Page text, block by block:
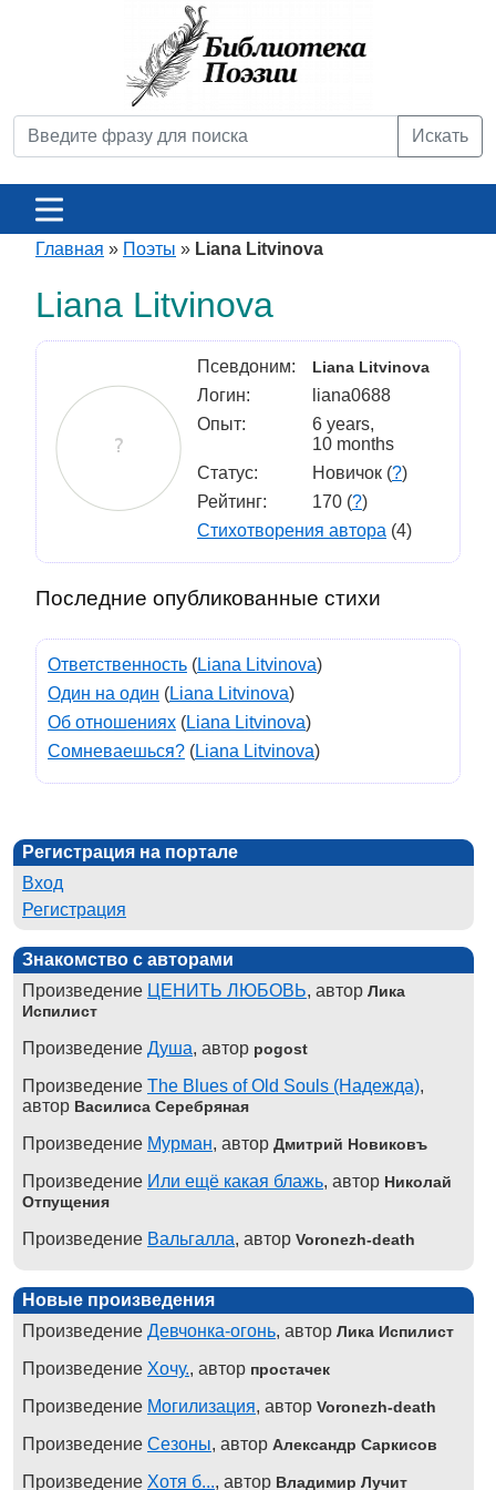
Искать
Главная » Поэты » Liana Litvinova
Liana Litvinova
Псевдоним: Liana Litvinova
Логин:
liana0688
Опыт:
6 years,
10 months
Статус:
Новичок (?)
Рейтинг:
170 (?)
Стихотворения автора (4)
Последние опубликованные стихи
Ответственность (Liana Litvinova)
Один на один (Liana Litvinova)
Об отношениях (Liana Litvinova)
Сомневаешься? (Liana Litvinova)
Регистрация на портале
Вход
Регистрация
Знакомство с авторами
Произведение ЦЕНИТЬ ЛЮБОВЬ, автор Лика
Испилист
Произведение Душа, автор pogost
Произведение The Blues of Old Souls (Надежда),
автор Василиса Серебряная
Произведение Мурман, автор Дмитрий Новиковъ
Произведение Или ещё какая блажь, автор Николай
Отпущения
Произведение Вальгалла, автор Voronezh-death
Новые произведения
Произведение Девчонка-огонь, автор Лика Испилист
Произведение Хочу., автор простачек
Произведение Могилизация, автор Voronezh-death
Произведение Сезоны, автор Александр Саркисов
Произведение Хотя б..., автор Владимир Лучит